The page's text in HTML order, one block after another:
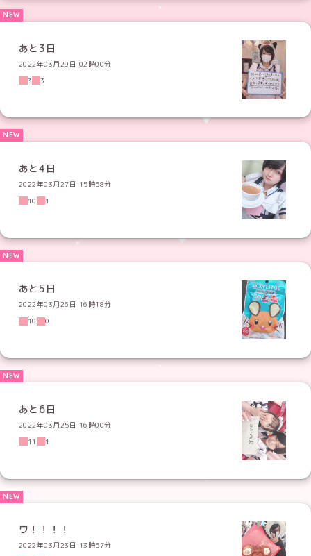
あと3日
2022年03月29日 02時00分
3
3
あと4日
2022年03月27日 15時58分
10
1
あと5日
2022年03月26日 16時18分
10
0
あと6日
2022年03月25日 16時00分
11
1
ワ！！！！
2022年03月23日 13時57分